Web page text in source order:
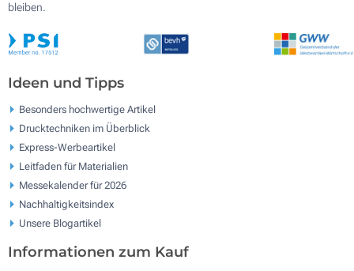
bleiben.
Ideen und Tipps
Besonders hochwertige Artikel
Drucktechniken im Überblick
Express-Werbeartikel
Leitfaden für Materialien
Messekalender für 2026
Nachhaltigkeitsindex
Unsere Blogartikel
Informationen zum Kauf